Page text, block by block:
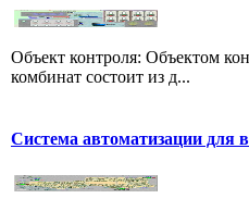
Объект контроля: Объектом
комбинат состоит из д...
Система автоматизации для